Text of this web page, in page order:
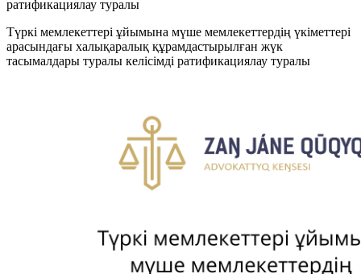
ратификациялау туралы
Түркі мемлекеттері ұйымына мүше мемлекеттердің үкіметтері
арасындағы халықаралық құрамдастырылған жүк
тасымалдары туралы келісімді ратификациялау туралы